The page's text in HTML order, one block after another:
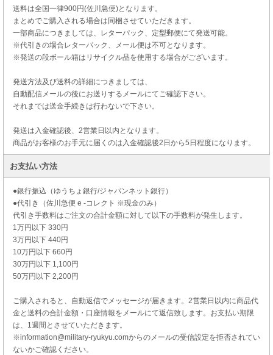
送料は全国一律900円(佐川急便)となります。
まとめでご購入される場合は同梱させていただきます。
一部商品につきましては、レターパック、定型郵便にて発送可能。
※代引きの場合レターパック、メール便は不可となります。
※発送の段ボール箱はリサイクル品を使用する場合がございます。
発送方法及び送料の詳細につきましては、
自動配信メールの後にお送りするメールにてご確認下さい。
それまでは送金手続きは行わないで下さい。
発送は入金確認後、2営業日以内となります。
商品がお客様のお手元に届くのは入金確認後2日から5日程度になります。
お支払い方法
●銀行振込（ゆうちょ銀行/ジャパンネット銀行）
●代引き（佐川急便 e -コレクト ※現金のみ）
代引き手数料はご注文の合計金額に対して以下の手数料が発生します。
1万円以下 330円
3万円以下 440円
10万円以下 660円
30万円以下 1,100円
50万円以下 2,200円
ご購入されると、自動返信でメッセージが届きます。2営業日以内に商品代
金と送料の合計金額・口座情報をメールにて返信致します。お支払い期限
は、1週間とさせていただきます。
※information@military-ryukyu.comからのメールの受信設定を拒否されてい
ないかご確認ください。